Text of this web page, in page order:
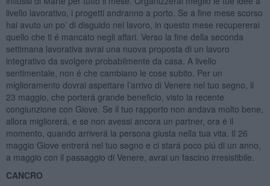
livello lavorativo, i progetti andranno a porto. Se a fine mese scorso
hai avuto un po’ di disguido nel lavoro, in questo mese recupererai
quello che ti é mancato negli affari. Verso la fine della seconda
settimana lavorativa avrai una nuova proposta di un lavoro
integrativo da svolgere probabilmente da casa. A livello
sentimentale, non é che cambiano le cose subito. Per un
miglioramento dovrai aspettare l’arrivo di Venere nel tuo segno, il
23 maggio, che porterá grande beneficio, visto la recente
congiunzione con Giove. Se il tuo rapporto non andava molto bene,
allora migliorerá, e se non avessi ancora un partner, ora é il
momento, quando arriverá la persona giusta nella tua vita. Il 26
maggio Giove entrerá nel tuo segno e ci stará poco piú di un anno,
a maggio con il passaggio di Venere, avrai un fascino irresistibile.
CANCRO